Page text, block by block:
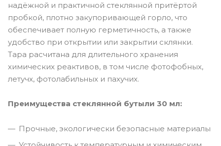
надёжной и практичной стеклянной притёртой
пробкой, плотно закупоривающей горло, что
обеспечивает полную герметичность, а также
удобство при открытии или закрытии склянки.
Тара расчитана для длительного хранения
химических реактивов, в том числе фотофобных,
летучх, фотолабильных и пахучих.
Преимущества стеклянной бутыли 30 мл:
Прочные, экологически безопасные материалы